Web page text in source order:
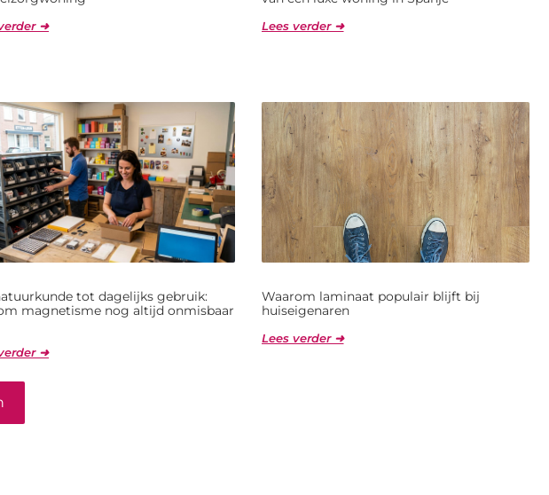
➜ Lees verder ➜
tot dagelijks gebruik:
magnetisme nog altijd onmisbaar
➜
Waarom laminaat populair blijft bij
huiseigenaren
Lees verder ➜